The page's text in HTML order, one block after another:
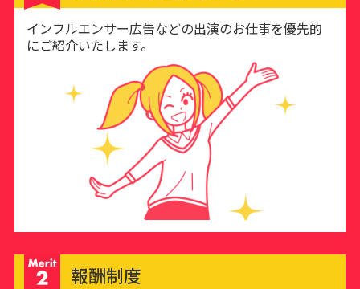
インフルエンサー広告などの出演のお仕事を優先的
にご紹介いたします。
報酬制度